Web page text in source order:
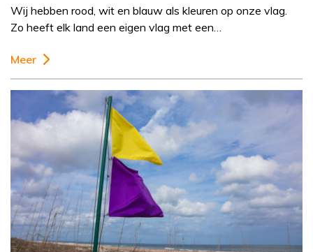
Wij hebben rood, wit en blauw als kleuren op onze vlag.
Zo heeft elk land een eigen vlag met een…
Meer